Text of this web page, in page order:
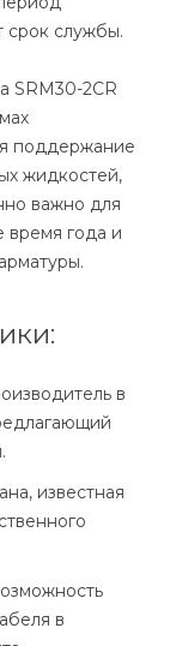
срок службы.
SRM30-2CR
поддержание
жидкостей,
важно для
время года и
в
известная
в